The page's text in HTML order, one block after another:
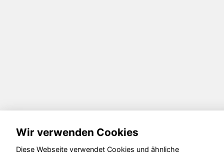
Wir verwenden Cookies
Diese Webseite verwendet Cookies und ähnliche